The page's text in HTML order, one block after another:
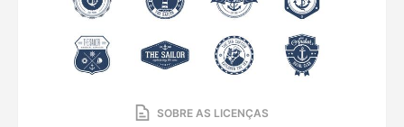
SOBRE AS LICENÇAS